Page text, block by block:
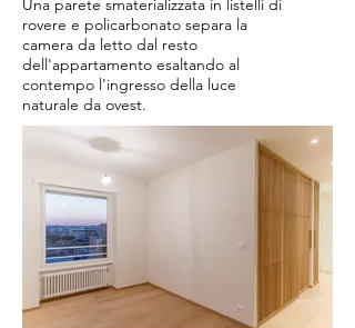
Una parete smaterializzata in listelli di
rovere e policarbonato separa la
camera da letto dal resto
dell'appartamento esaltando al
contempo l'ingresso della luce
naturale da ovest.